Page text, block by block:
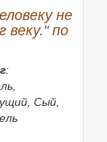
и 6знач.)и
не
можно
не
веку." по
:
Сый,